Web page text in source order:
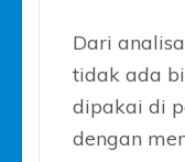
Dari
tidak ada
dipakai di
dengan